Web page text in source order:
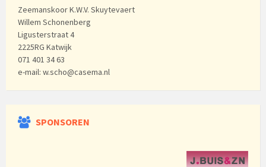
Zeemanskoor K.W.V. Skuytevaert
Willem Schonenberg
Ligusterstraat 4
2225RG Katwijk
071 401 34 63
e-mail: w.scho@casema.nl
SPONSOREN